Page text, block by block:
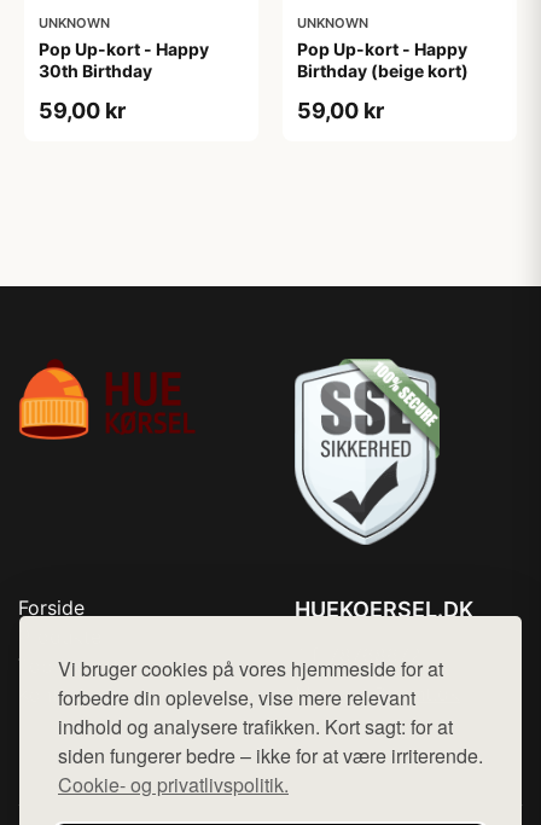
Vi bruger cookies på vores hjemmeside for at
forbedre din oplevelse, vise mere relevant
indhold og analysere trafikken. Kort sagt: for at
siden fungerer bedre – ikke for at være irriterende.
Cookie- og privatlivspolitik.
UNKNOWN
Pop Up-kort - Happy
30th Birthday
59,00 kr
UNKNOWN
Pop Up-kort - Happy
Birthday (beige kort)
59,00 kr
Forside
Top Rabatter
Kontakt
HUEKOERSEL.DK
Mail: hej@want.dk
Cookie- og privatlivspolitik